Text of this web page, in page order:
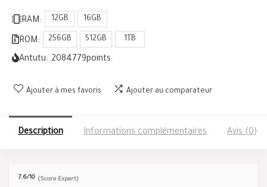
RAM: 12GB 16GB
ROM: 256GB 512GB 1TB
Antutu: 2084779points
Ajouter à mes favoris Ajouter au comparateur
Description Informations complémentaires Avis (0)
7.6/10 (Score Expert)